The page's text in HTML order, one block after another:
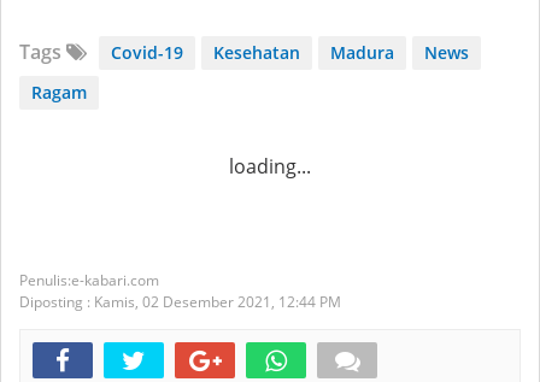
Tags Covid-19 Kesehatan Madura
News
Ragam
loading...
e-kabari.com
Diposting : Kamis, 02 Desember 2021, 12:44 PM